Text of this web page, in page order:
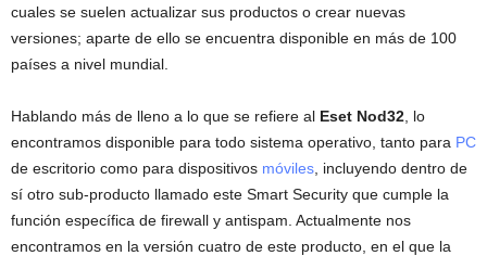
cuales se suelen actualizar sus productos o crear nuevas
versiones; aparte de ello se encuentra disponible en más de 100
países a nivel mundial.
Hablando más de lleno a lo que se refiere al Eset Nod32 , lo
encontramos disponible para todo sistema operativo, tanto para PC
de escritorio como para dispositivos móviles , incluyendo dentro de
sí otro sub-producto llamado este Smart Security que cumple la
función específica de firewall y antispam. Actualmente nos
encontramos en la versión cuatro de este producto, en el que la